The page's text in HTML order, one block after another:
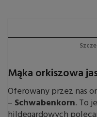
Mąka orkiszowa
Oferowany przez nas
– Schwabenkorn. To